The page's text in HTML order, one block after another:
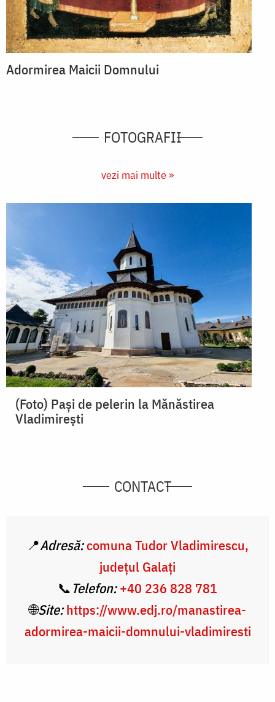
Adormirea Maicii Domnului
FOTOGRAFII
vezi mai multe »
(Foto) Pași de pelerin la Mănăstirea
Vladimirești
CONTACT
📍Adresă:comuna Tudor Vladimirescu,
județul Galați
📞 Telefon: +40 236 828 781
🌐Site: https://www.edj.ro/manastirea-
adormirea-maicii-domnului-vladimiresti